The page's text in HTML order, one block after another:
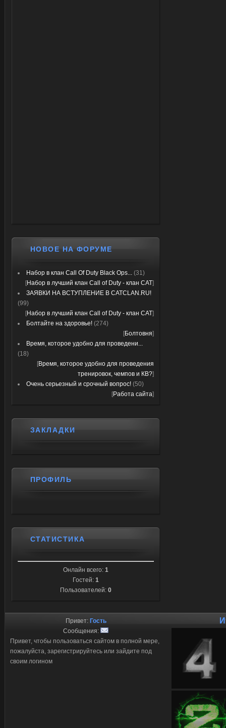
НОВОЕ НА ФОРУМЕ
Набор в клан Call Of Duty Black Ops... (31)
[Набор в лучший клан Call of Duty - клан CAT]
ЗАЯВКИ НА ВСТУПЛЕНИЕ В CATCLAN.RU!
(99)
[Набор в лучший клан Call of Duty - клан CAT]
Болтайте на здоровье! (274)
[Болтовня]
Время, которое удобно для проведени...
(18)
[Время, которое удобно для проведения
тренировок, чемпов и КВ?]
Очень серьезный и срочный вопрос! (50)
[Работа сайта]
ЗАКЛАДКИ
ПРОФИЛЬ
СТАТИСТИКА
Онлайн всего: 1
Гостей: 1
Пользователей: 0
Привет: Гость
Сообщения:
Привет, чтобы пользоваться сайтом в полной мере,
пожалуйста, зарегистрируйтесь или зайдите под
своим логином